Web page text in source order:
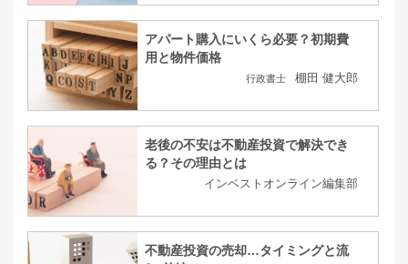
アパート購入にいくら必要？初期費
用と物件価格
行政書士 棚田 健大郎
老後の不安は不動産投資で解決でき
る？その理由とは
インベストオンライン編集部
不動産投資の売却…タイミングと流